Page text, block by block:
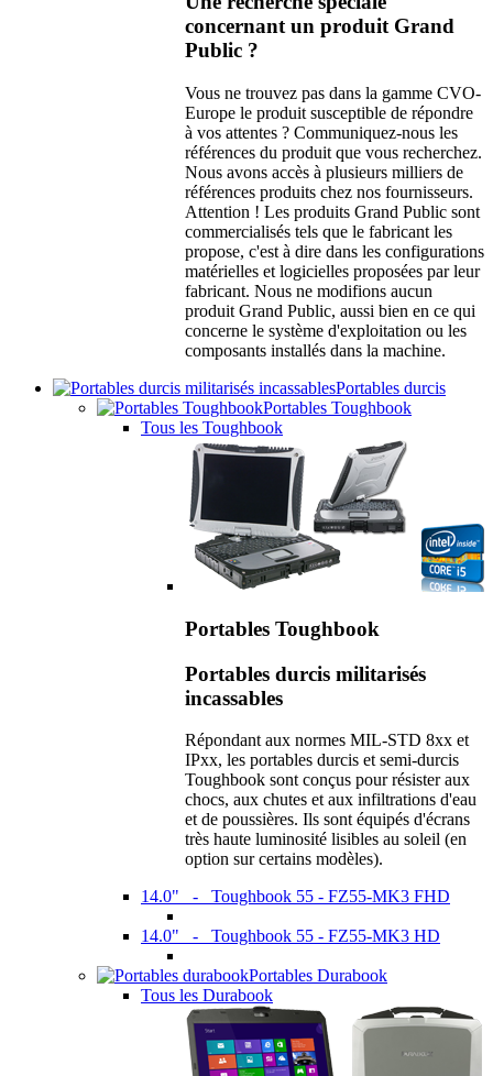
concernant un produit Grand
Public ?
Vous ne trouvez pas dans la gamme CVO-
Europe le produit susceptible de répondre
à vos attentes ? Communiquez-nous les
références du produit que vous recherchez.
Nous avons accès à plusieurs milliers de
références produits chez nos fournisseurs.
Attention ! Les produits Grand Public sont
commercialisés tels que le fabricant les
propose, c'est à dire dans les configurations
matérielles et logicielles proposées par leur
fabricant. Nous ne modifions aucun
produit Grand Public, aussi bien en ce qui
concerne le système d'exploitation ou les
composants installés dans la machine.
Portables durcis
Portables Toughbook
Tous les Toughbook
Portables Toughbook
Portables durcis militarisés
incassables
Répondant aux normes MIL-STD 8xx et
IPxx, les portables durcis et semi-durcis
Toughbook sont conçus pour résister aux
chocs, aux chutes et aux infiltrations d'eau
et de poussières. Ils sont équipés d'écrans
très haute luminosité lisibles au soleil (en
option sur certains modèles).
14.0" - Toughbook 55 - FZ55-MK3 FHD
14.0" - Toughbook 55 - FZ55-MK3 HD
Portables Durabook
Tous les Durabook